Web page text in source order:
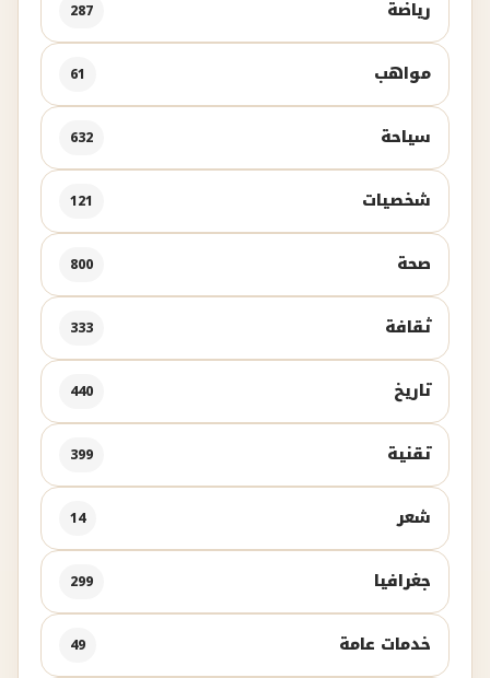
رياضة 287
مواهب 61
سياحة 632
شخصيات 121
صحة 800
ثقافة 333
تاريخ 440
تقنية 399
شعر 14
جغرافيا 299
خدمات عامة 49